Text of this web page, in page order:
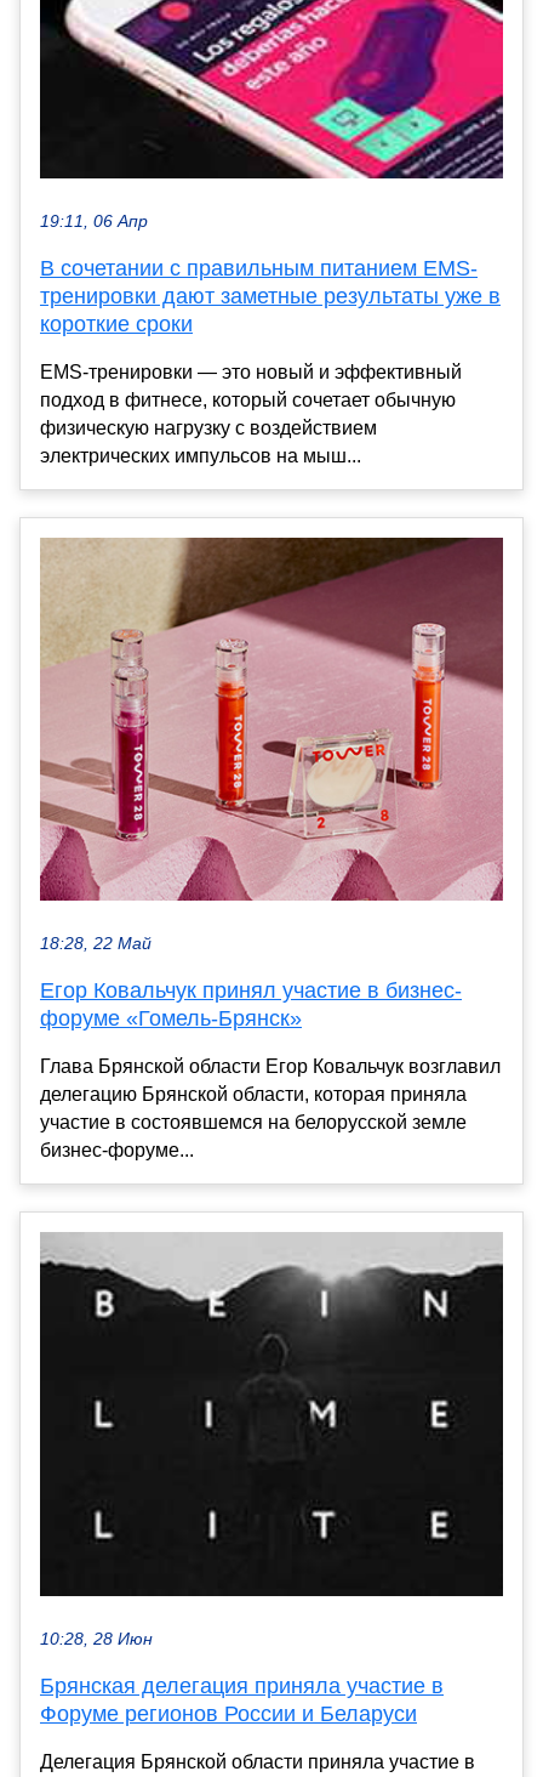
19:11, 06 Апр
В сочетании с правильным питанием EMS-
тренировки дают заметные результаты уже в
короткие сроки
EMS-тренировки — это новый и эффективный
подход в фитнесе, который сочетает обычную
физическую нагрузку с воздействием
электрических импульсов на мыш...
18:28, 22 Май
Егор Ковальчук принял участие в бизнес-
форуме «Гомель-Брянск»
Глава Брянской области Егор Ковальчук возглавил
делегацию Брянской области, которая приняла
участие в состоявшемся на белорусской земле
бизнес-форуме...
10:28, 28 Июн
Брянская делегация приняла участие в
Форуме регионов России и Беларуси
Делегация Брянской области приняла участие в